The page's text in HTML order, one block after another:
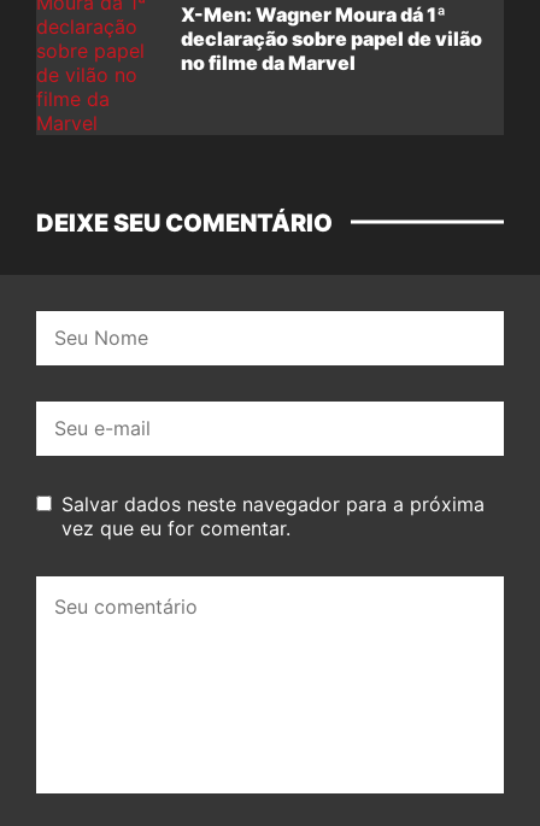
X-Men: Wagner Moura dá 1ª
declaração sobre papel de vilão
no filme da Marvel
DEIXE SEU COMENTÁRIO
mail:
Salvar dados neste navegador para a próxima
vez que eu for comentar.
comentário: